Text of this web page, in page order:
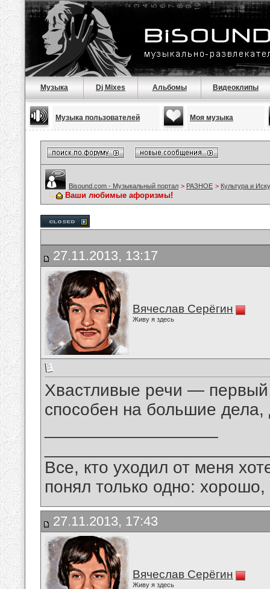
Музыка Dj Mixes Альбомы Видеоклипы
Музыка пользователей Моя музыка
Bisound.com - Музыкальный портал > РАЗНОЕ > Культура и
Ваши любимые афоризмы!
27.11.2013, 13:17
Вячеслав Серёгин
Живу я здесь
Хвастливые речи — первый
способен на большие дела,
Все, кто уходил от меня
понял только одно:
27.11.2013, 17:43
Вячеслав Серёгин
Живу я здесь